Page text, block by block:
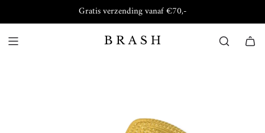
Gratis verzending vanaf €70,-